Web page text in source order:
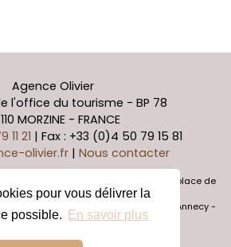
pour vous délivrer la
possible.
En savoir plus
Agence Olivier
l'office du tourisme - BP 78
MORZINE- FRANCE
21 | Fax : +33 (0)4 50 79 15 81
olivier.fr | Nous contacter
capital de 10 000 € - Siege Sociale 27 place de
du Tourisme 74110 Morzine
2 980 000 euros - RCS 788 863 546 Annecy -
863 546 000 16 - APE 6831Z